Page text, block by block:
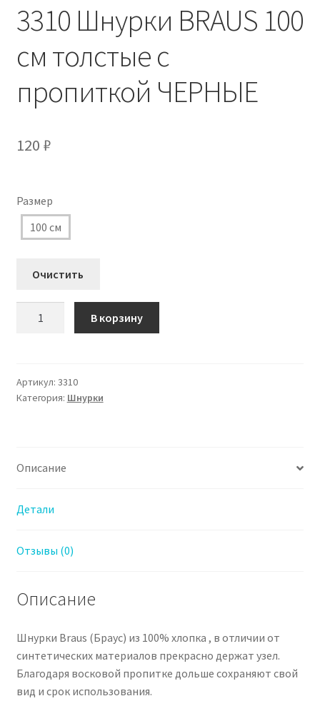
3310 Шнурки BRAUS 100
см толстые с
пропиткой ЧЕРНЫЕ
120 ₽
Размер
100 см
Очистить
BRAUS
100
пропиткой
В корзину
Артикул: 3310
Категория: Шнурки
Описание
Детали
Отзывы (0)
Описание
Шнурки Braus (Браус) из 100% хлопка , в отличии от
синтетических материалов прекрасно держат узел.
Благодаря восковой пропитке дольше сохраняют свой
вид и срок использования.